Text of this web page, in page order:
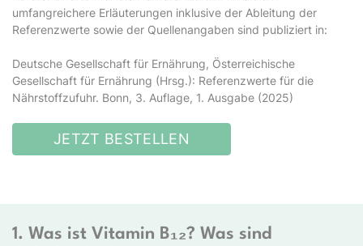
umfangreichere Erläuterungen inklusive der Ableitung der
Referenzwerte sowie der Quellenangaben sind publiziert in:
Deutsche Gesellschaft für Ernährung, Österreichische
Gesellschaft für Ernährung (Hrsg.): Referenzwerte für die
Nährstoffzufuhr. Bonn, 3. Auflage, 1. Ausgabe (2025)
JETZT BESTELLEN
1. Was ist Vitamin B₁₂? Was sind